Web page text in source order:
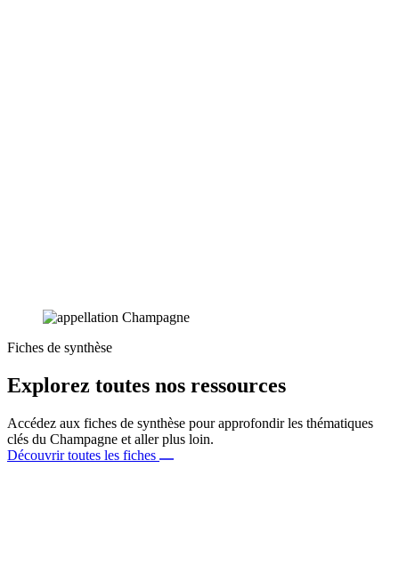
Fiches de synthèse
Explorez toutes nos ressources
Accédez aux fiches de synthèse pour approfondir les thématiques
clés du Champagne et aller plus loin.
Découvrir toutes les fiches